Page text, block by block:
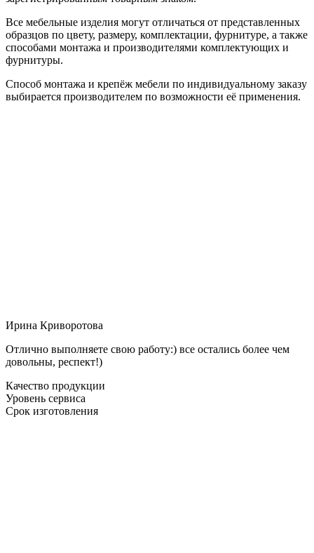
Все мебельные изделия могут отличаться от представленных
образцов по цвету, размеру, комплектации, фурнитуре, а также
способами монтажа и производителями комплектующих и
фурнитуры.
Способ монтажа и крепёж мебели по индивидуальному заказу
выбирается производителем по возможности её применения.
Ирина Криворотова
Отлично выполняете свою работу:) все остались более чем
довольны, респект!)
Качество продукции
Уровень сервиса
Срок изготовления